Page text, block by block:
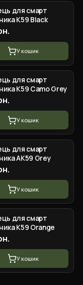
для смарт
K59 Black
У кошик
для смарт
K59 Camo Grey
У кошик
для смарт
AK59 Grey
У кошик
для смарт
K59 Orange
У кошик